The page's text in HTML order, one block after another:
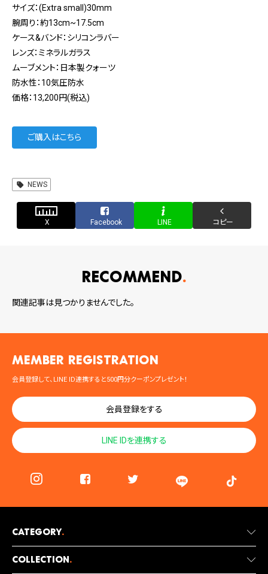
サイズ：(Extra small)30mm
腕周り：約13cm~17.5cm
ケース&バンド：シリコンラバー
レンズ：ミネラルガラス
ムーブメント：日本製クォーツ
防水性：10気圧防水
価格：13,200円(税込)
ご購入はこちら
NEWS
X Facebook LINE コピー
RECOMMEND
関連記事は見つかりませんでした。
MEMBER registration
会員登録して、LINE ID連携すると500円分クーポンプレゼント！
会員登録をする
LINE IDを連携する
Category.
Collection .